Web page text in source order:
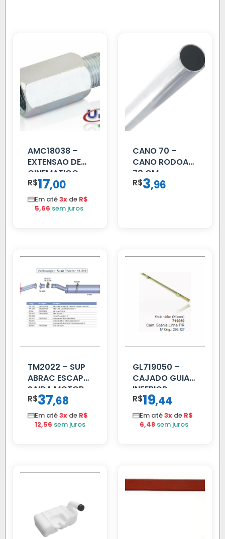
AMC18038 –
EXTENSAO DE
CINEMATICO
40MM
R$17,00
Em até3x de R$
5,66 sem juros
CANO 70 –
CANO RODOAR
70 CM
R$3,96
TM2022 – SUP
ABRAC ESCAP
SAIDA MOTOR
VW TITAN
R$37,68
Em até3x de R$
12,56 sem juros
GL719050 –
CAJADO GUIA
INFERIOR
SCANIA T/R
112/113 MENOR
R$19,44
Em até3x de R$
6,48 sem juros